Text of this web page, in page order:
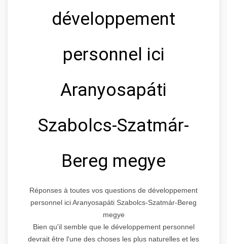
développement
personnel ici
Aranyosapáti
Szabolcs-Szatmár-
Bereg megye
Réponses à toutes vos questions de développement
personnel ici Aranyosapáti Szabolcs-Szatmár-Bereg
megye
Bien qu'il semble que le développement personnel
devrait être l'une des choses les plus naturelles et les